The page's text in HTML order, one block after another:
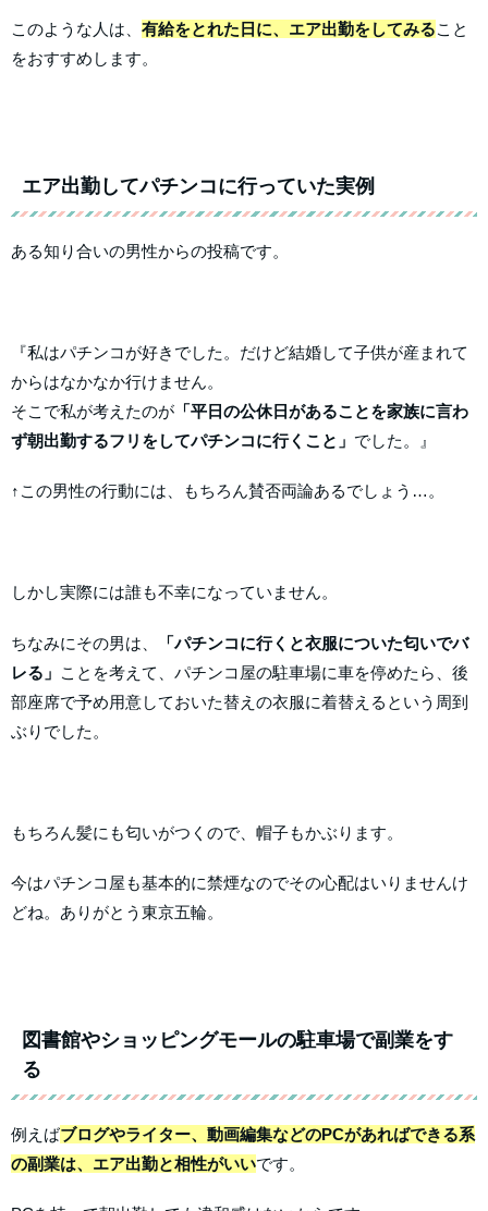
このような人は、 有給をとれた日に、エア出勤をしてみること
をおすすめします。
エア出勤してパチンコに行っていた実例
ある知り合いの男性からの投稿です。
『私はパチンコが好きでした。だけど結婚して子供が産まれて
からはなかなか行けません。
そこで私が考えたのが 「平日の公休日があることを家族に言わ
ず朝出勤するフリをしてパチンコに行くこと」 でした。』
↑この男性の行動には、もちろん賛否両論あるでしょう…。
しかし実際には誰も不幸になっていません。
ちなみにその男は、
「パチンコに行くと衣服についた匂いでバ
レる」 ことを考えて、パチンコ屋の駐車場に車を停めたら、後
部座席で予め用意しておいた替えの衣服に着替えるという周到
ぶりでした。
もちろん髪にも匂いがつくので、帽子もかぶります。
今はパチンコ屋も基本的に禁煙なのでその心配はいりませんけ
どね。ありがとう東京五輪。
図書館やショッピングモールの駐車場で副業をす
る
例えばブログやライター、動画編集などのPCがあればできる系
の副業は、エア出勤と相性がいいです。